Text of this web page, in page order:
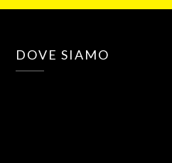
DOVE SIAMO